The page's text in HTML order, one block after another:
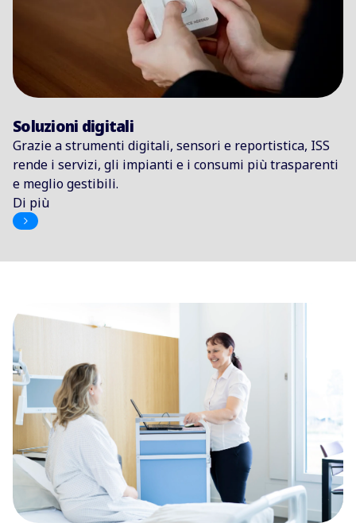
Soluzioni digitali
Grazie a strumenti digitali, sensori e reportistica, ISS
rende i servizi, gli impianti e i consumi più trasparenti
e meglio gestibili.
Di più